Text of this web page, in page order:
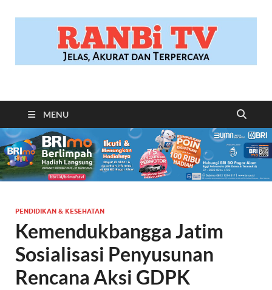
RANBITV.COM
MENU
PENDIDIKAN & KESEHATAN
Kemendukbangga Jatim
Sosialisasi Penyusunan
Rencana Aksi GDPK